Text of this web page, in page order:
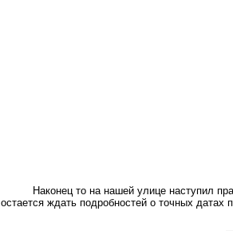
Наконец то на нашей улице наступил
остается ждать подробностей о точных